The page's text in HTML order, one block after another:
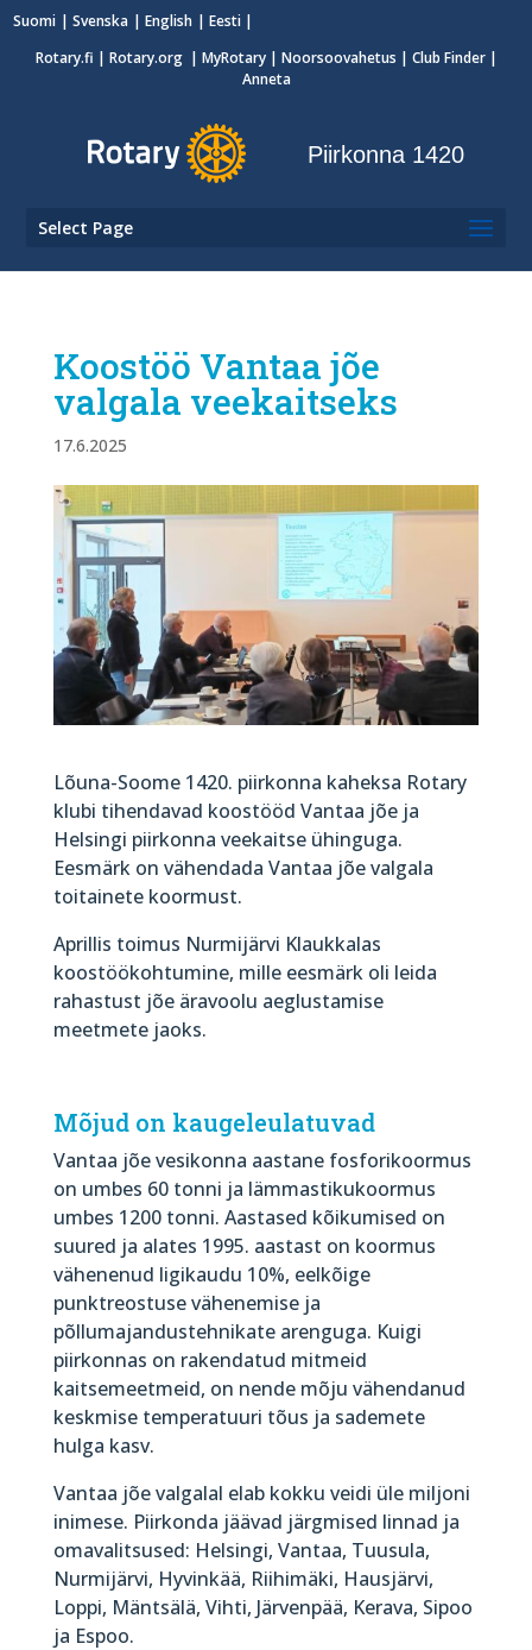
Suomi Svenska English
Eesti
Rotary.fi | Rotary.org | MyRotary| Noorsoovahetus | Club Finder|
Anneta
Piirkonna 1420
Select Page
Koostöö Vantaa jõe
valgala veekaitseks
17.6.2025
Lõuna-Soome 1420. piirkonna kaheksa Rotary
klubi tihendavad koostööd Vantaa jõe ja
Helsingi piirkonna veekaitse ühinguga.
Eesmärk on vähendada Vantaa jõe valgala
toitainete koormust.
Aprillis toimus Nurmijärvi Klaukkalas
koostöökohtumine, mille eesmärk oli leida
rahastust jõe äravoolu aeglustamise
meetmete jaoks.
Mõjud on kaugeleulatuvad
Vantaa jõe vesikonna aastane fosforikoormus
on umbes 60 tonni ja lämmastikukoormus
umbes 1200 tonni. Aastased kõikumised on
suured ja alates 1995. aastast on koormus
vähenenud ligikaudu 10%, eelkõige
punktreostuse vähenemise ja
põllumajandustehnikate arenguga. Kuigi
piirkonnas on rakendatud mitmeid
kaitsemeetmeid, on nende mõju vähendanud
keskmise temperatuuri tõus ja sademete
hulga kasv.
Vantaa jõe valgalal elab kokku veidi üle miljoni
inimese. Piirkonda jäävad järgmised linnad ja
omavalitsused: Helsingi, Vantaa, Tuusula,
Nurmijärvi, Hyvinkää, Riihimäki, Hausjärvi,
Loppi, Mäntsälä, Vihti, Järvenpää, Kerava, Sipoo
ja Espoo.